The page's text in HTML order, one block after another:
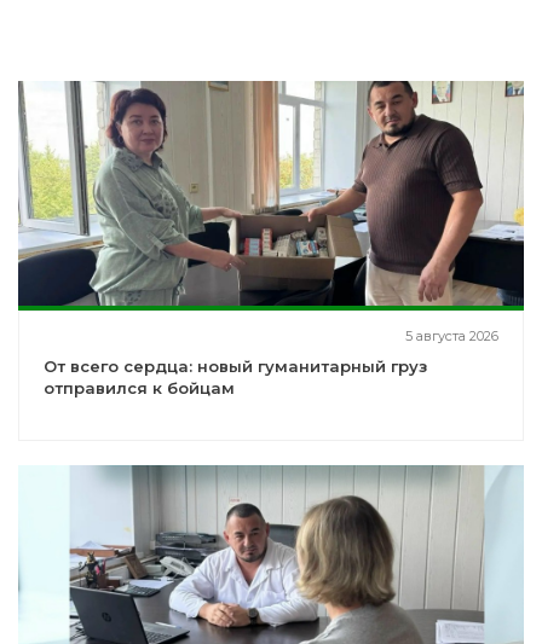
5 августа 2026
От всего сердца: новый гуманитарный груз
отправился к бойцам